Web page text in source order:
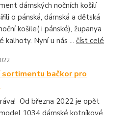
dámských nočních košilí
o pánská, dámská a dětská
košile( i pánské), županya
kalhoty. Nyní u nás ... číst celé
sortimentu bačkor pro
Od března 2022 je opět
1034 dámské kotníkové